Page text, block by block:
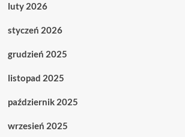
luty 2026
styczeń 2026
grudzień 2025
listopad 2025
październik 2025
wrzesień 2025